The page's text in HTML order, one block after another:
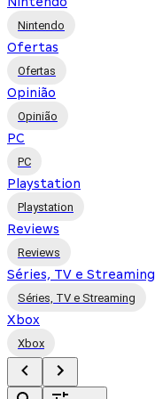
Nintendo
Ofertas
Ofertas
Opinião
Opinião
PC
PC
Playstation
Playstation
Reviews
Reviews
Séries, TV e Streaming
Séries, TV e Streaming
Xbox
Xbox